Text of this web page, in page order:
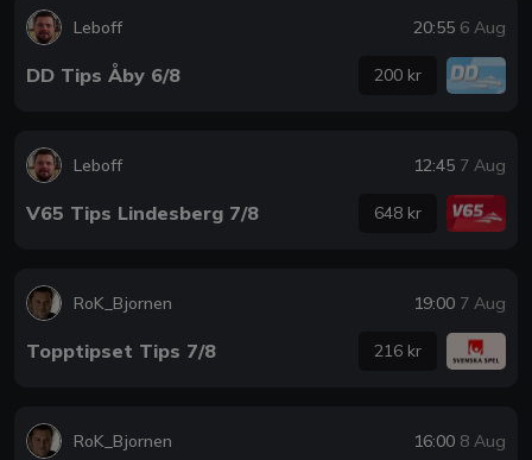
Leboff 20:55 6 Aug
DD Tips Åby 6/8 200 kr
Leboff 12:45 7 Aug
V65 Tips Lindesberg 7/8 648 kr
RoK_Bjornen 19:00 7 Aug
Topptipset Tips 7/8 216 kr
RoK_Bjornen 16:00 8 Aug